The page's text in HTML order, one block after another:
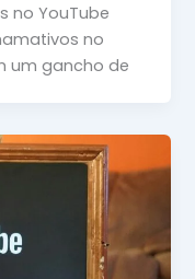
no YouTube
no
um gancho de